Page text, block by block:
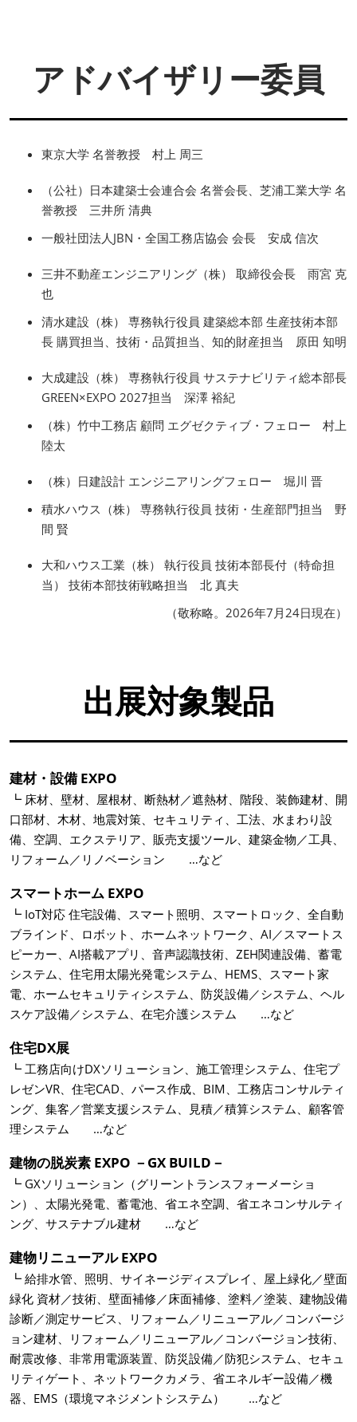
アドバイザリー委員
東京大学 名誉教授 村上 周三
（公社）日本建築士会連合会 名誉会長、芝浦工業大学 名
誉教授 三井所 清典
一般社団法人JBN・全国工務店協会 会長 安成 信次
三井不動産エンジニアリング（株） 取締役会長 雨宮 克
也
清水建設（株） 専務執行役員 建築総本部 生産技術本部
長 購買担当、技術・品質担当、知的財産担当 原田 知明
大成建設（株） 専務執行役員 サステナビリティ総本部長
GREEN×EXPO 2027担当 深澤 裕紀
（株）竹中工務店 顧問 エグゼクティブ・フェロー 村上
陸太
（株）日建設計 エンジニアリングフェロー 堀川 晋
積水ハウス（株） 専務執行役員 技術・生産部門担当 野
間 賢
大和ハウス工業（株） 執行役員 技術本部長付（特命担
当） 技術本部技術戦略担当 北 真夫
（敬称略。2026年7月24日現在）
出展対象製品
建材・設備 EXPO
┗ 床材、壁材、屋根材、断熱材／遮熱材、階段、装飾建材、開
口部材、木材、地震対策、セキュリティ、工法、水まわり設
備、空調、エクステリア、販売支援ツール、建築金物／工具、
リフォーム／リノベーション …など
スマートホーム EXPO
┗ IoT対応 住宅設備、スマート照明、スマートロック、全自動
ブラインド、ロボット、ホームネットワーク、AI／スマートス
ピーカー、AI搭載アプリ、音声認識技術、ZEH関連設備、蓄電
システム、住宅用太陽光発電システム、HEMS、スマート家
電、ホームセキュリティシステム、防災設備／システム、ヘル
スケア設備／システム、在宅介護システム …など
住宅DX展
┗ 工務店向けDXソリューション、施工管理システム、住宅プ
レゼンVR、住宅CAD、パース作成、BIM、工務店コンサルティ
ング、集客／営業支援システム、見積／積算システム、顧客管
理システム …など
建物の脱炭素 EXPO －GX BUILD－
┗ GXソリューション（グリーントランスフォーメーショ
ン）、太陽光発電、蓄電池、省エネ空調、省エネコンサルティ
ング、サステナブル建材 …など
建物リニューアル EXPO
┗ 給排水管、照明、サイネージディスプレイ、屋上緑化／壁面
緑化 資材／技術、壁面補修／床面補修、塗料／塗装、建物設備
診断／測定サービス、リフォーム／リニューアル／コンバージ
ョン建材、リフォーム／リニューアル／コンバージョン技術、
耐震改修、非常用電源装置、防災設備／防犯システム、セキュ
リティゲート、ネットワークカメラ、省エネルギー設備／機
器、EMS（環境マネジメントシステム） …など